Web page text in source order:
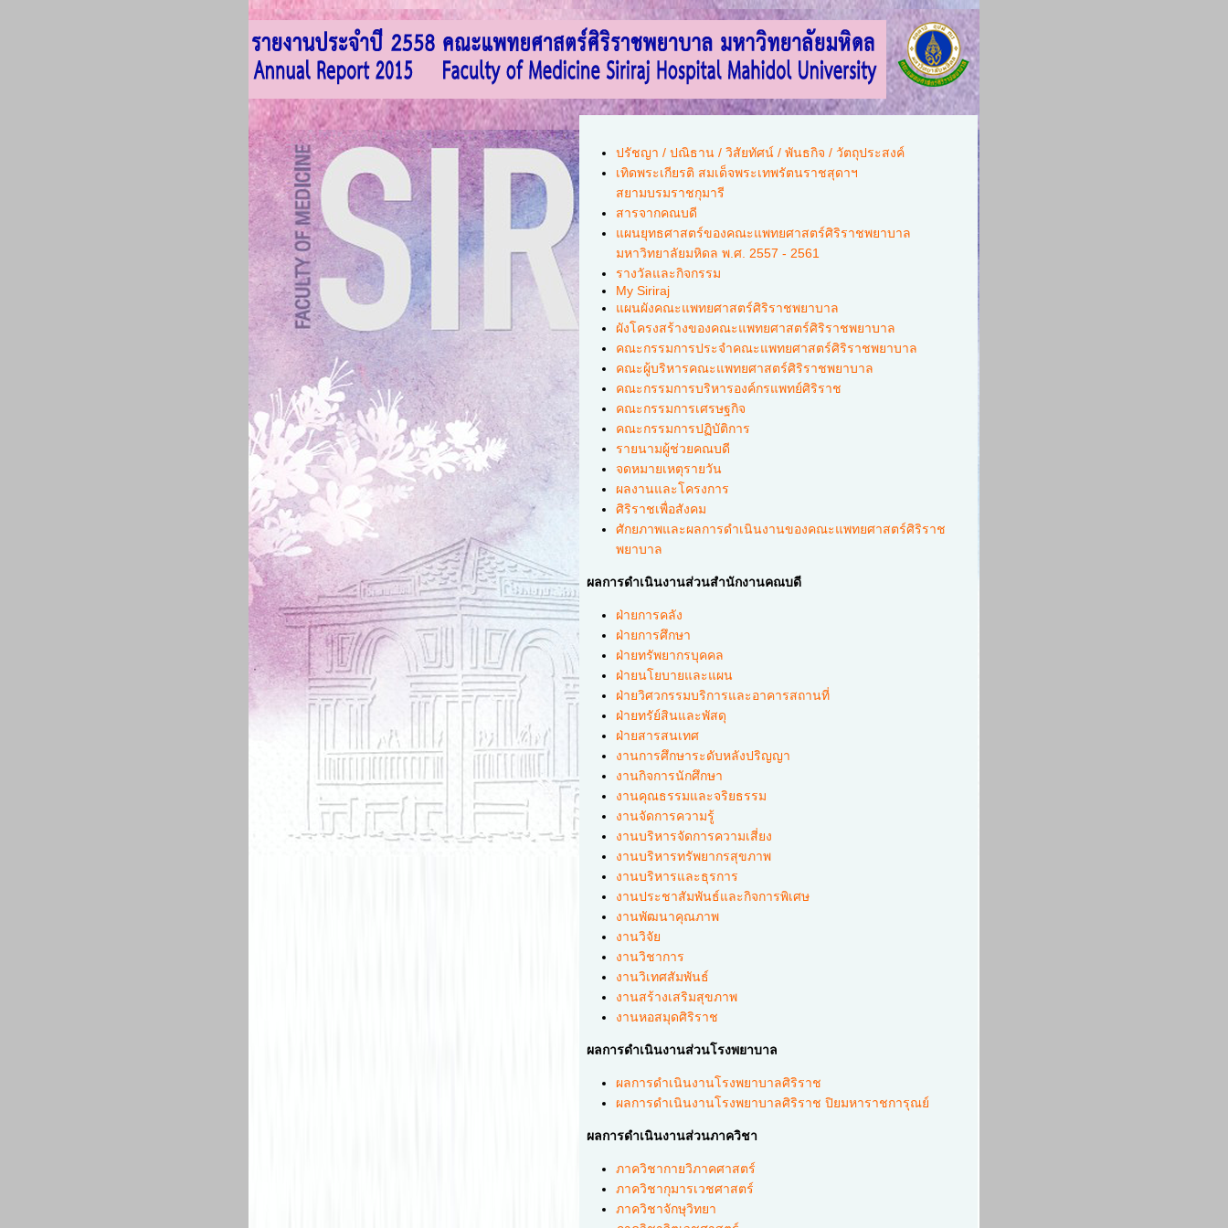
ปรัชญา / ปณิธาน / วิสัยทัศน์ / พันธกิจ / วัตถุประสงค์
เทิดพระเกียรติ สมเด็จพระเทพรัตนราชสุดาฯ
สยามบรมราชกุมารี
สารจากคณบดี
แผนยุทธศาสตร์ของคณะแพทยศาสตร์ศิริราชพยาบาล
มหาวิทยาลัยมหิดล พ.ศ. 2557 - 2561
รางวัลและกิจกรรม
My Siriraj
แผนผังคณะแพทยศาสตร์ศิริราชพยาบาล
ผังโครงสร้างของคณะแพทยศาสตร์ศิริราชพยาบาล
คณะกรรมการประจำคณะแพทยศาสตร์ศิริราชพยาบาล
คณะผู้บริหารคณะแพทยศาสตร์ศิริราชพยาบาล
คณะกรรมการบริหารองค์กรแพทย์ศิริราช
คณะกรรมการเศรษฐกิจ
คณะกรรมการปฏิบัติการ
รายนามผู้ช่วยคณบดี
จดหมายเหตุรายวัน
ผลงานและโครงการ
ศิริราชเพื่อสังคม
ศักยภาพและผลการดำเนินงานของคณะแพทยศาสตร์ศิริราช
พยาบาล
ผลการดำเนินงานส่วนสำนักงานคณบดี
ฝ่ายการคลัง
ฝ่ายการศึกษา
ฝ่ายทรัพยากรบุคคล
ฝ่ายนโยบายและแผน
ฝ่ายวิศวกรรมบริการและอาคารสถานที่
ฝ่ายทรัย์สินและพัสดุ
ฝ่ายสารสนเทศ
งานการศึกษาระดับหลังปริญญา
งานกิจการนักศึกษา
งานคุณธรรมและจริยธรรม
งานจัดการความรู้
งานบริหารจัดการความเสี่ยง
งานบริหารทรัพยากรสุขภาพ
งานบริหารและธุรการ
งานประชาสัมพันธ์และกิจการพิเศษ
งานพัฒนาคุณภาพ
งานวิจัย
งานวิชาการ
งานวิเทศสัมพันธ์
งานสร้างเสริมสุขภาพ
งานหอสมุดศิริราช
ผลการดำเนินงานส่วนโรงพยาบาล
ผลการดำเนินงานโรงพยาบาลศิริราช
ผลการดำเนินงานโรงพยาบาลศิริราช ปิยมหาราชการุณย์
ผลการดำเนินงานส่วนภาควิชา
ภาควิชากายวิภาคศาสตร์
ภาควิชากุมารเวชศาสตร์
ภาควิชาจักษุวิทยา